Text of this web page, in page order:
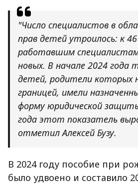
"Число специалистов в
прав детей утроилось: к
работавшим
новых. В начале 2024 года
детей, родители которых
границей, имели
форму юридической
года этот показатель
отметил Алексей Бузу.
В 2024 году пособие при
было удвоено и составило